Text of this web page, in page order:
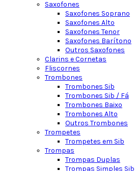
Saxofones
Saxofones Soprano
Saxofones Alto
Saxofones Tenor
Saxofones Barítono
Outros Saxofones
Clarins e Cornetas
Fliscornes
Trombones
Trombones Sib
Trombones Sib / Fá
Trombones Baixo
Trombones Alto
Outros Trombones
Trompetes
Trompetes em Sib
Trompas
Trompas Duplas
Trompas Simples Sib